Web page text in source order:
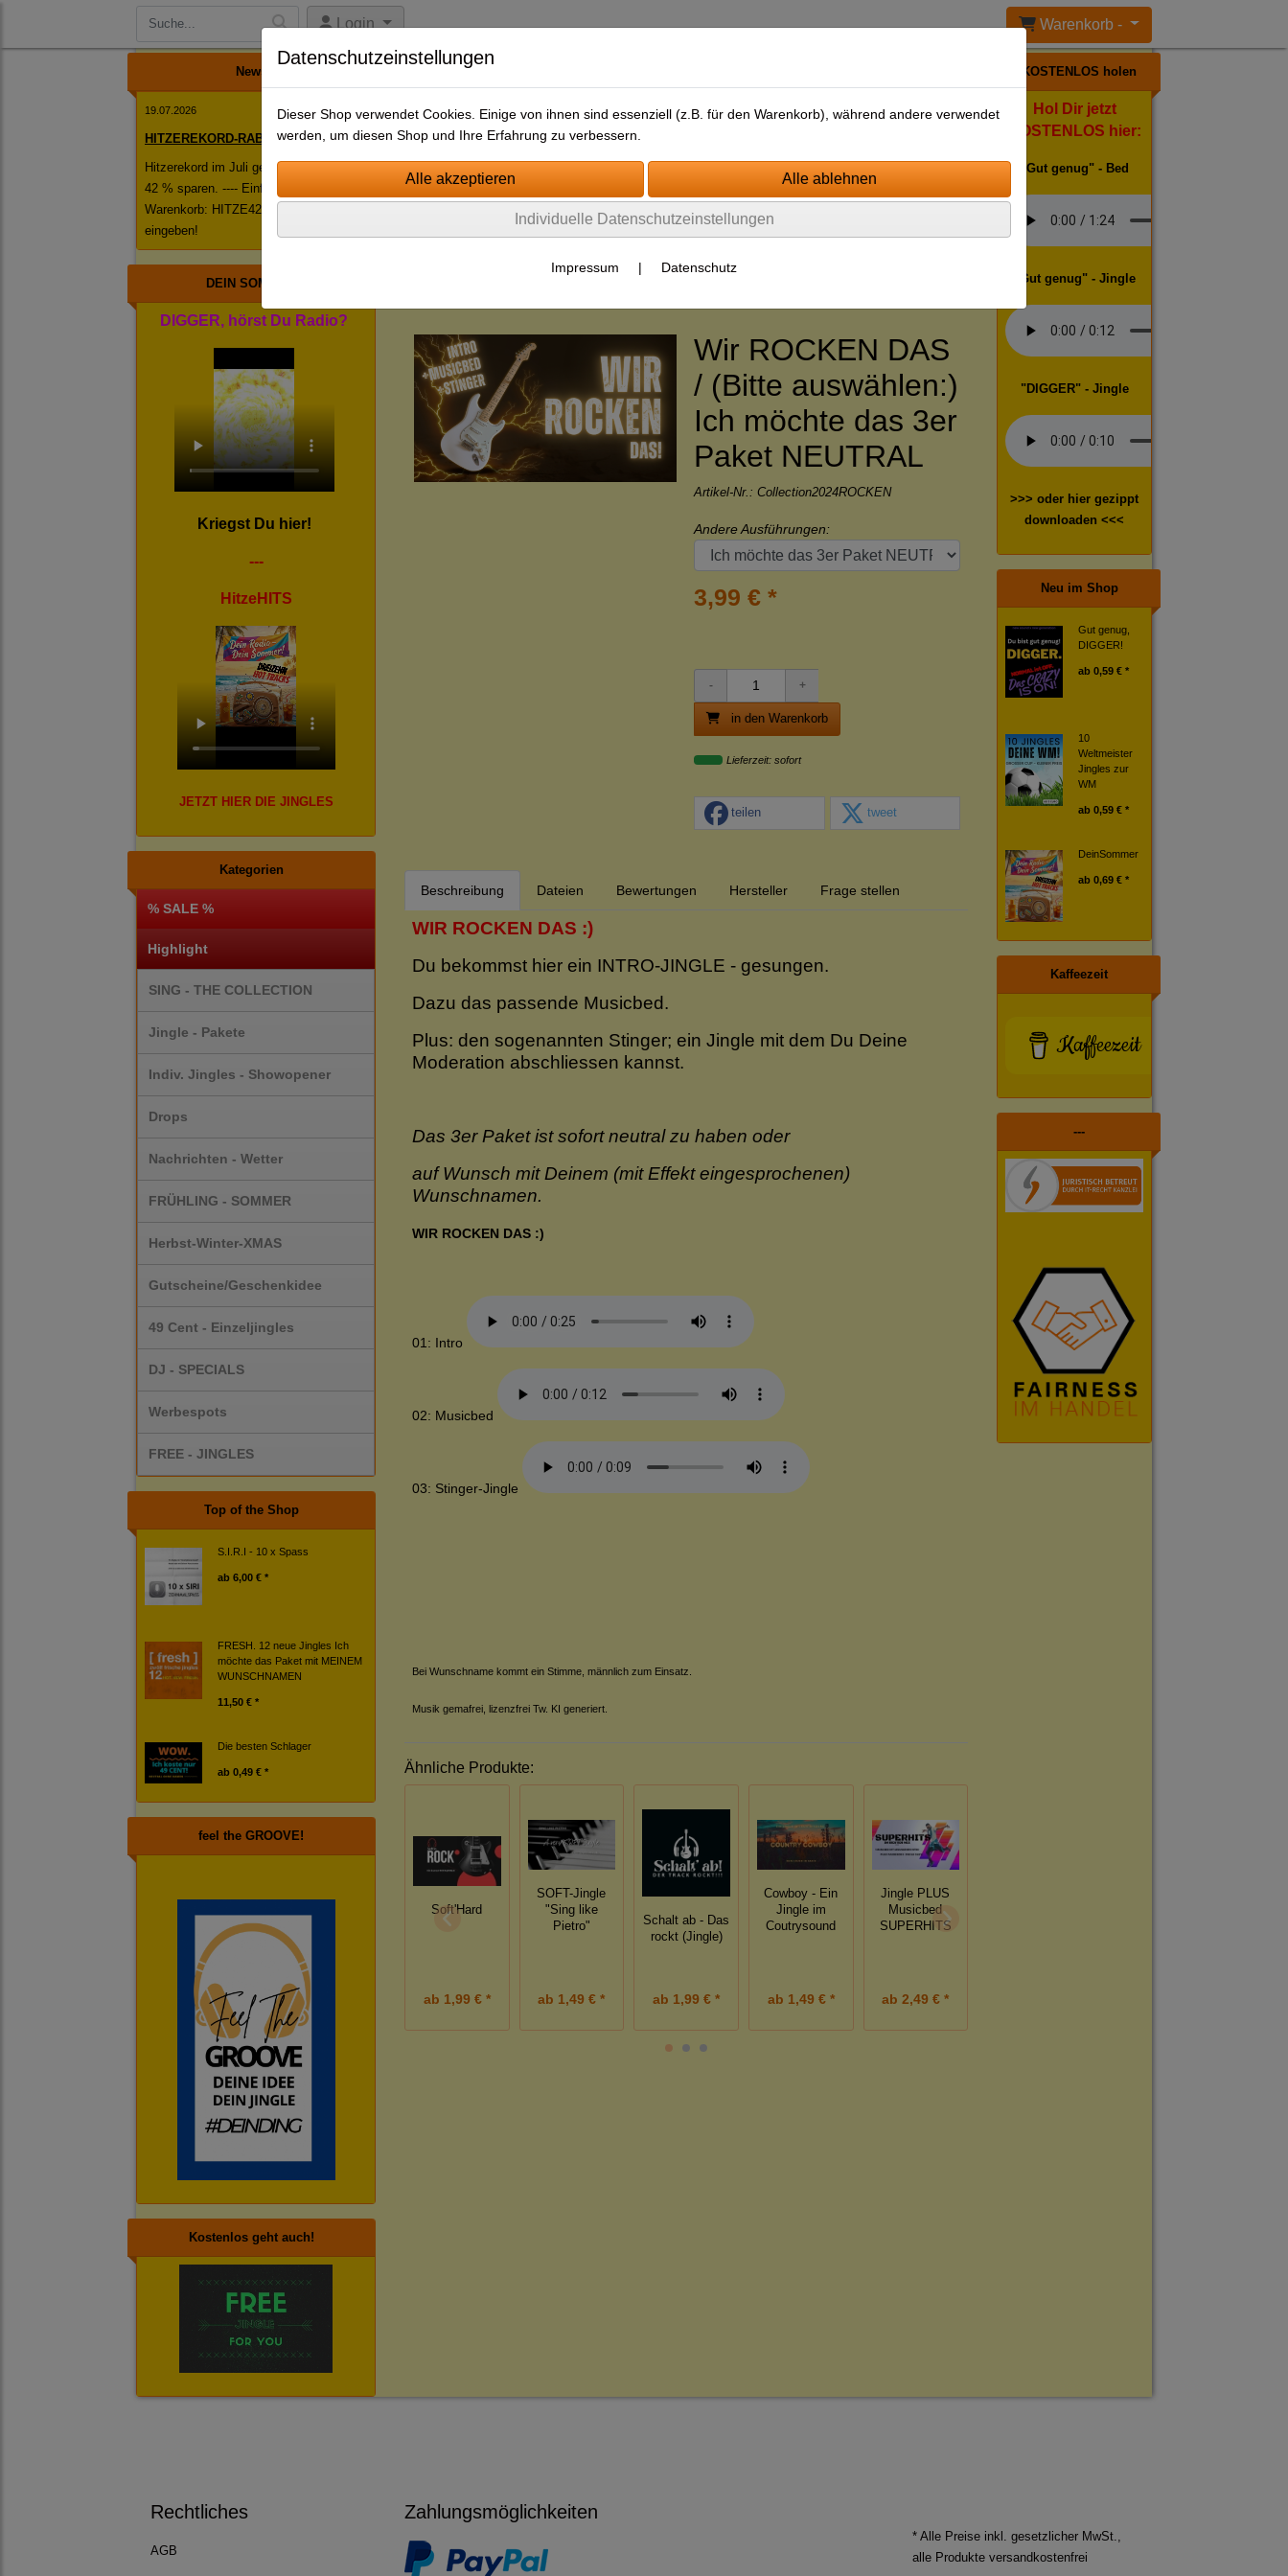
Login Warenkorb -
News
19.07.2026
HITZEREKORD-RABATT!
Hitzerekord im Juli geknackt! ------ Jetzt
42 % sparen. ---- Einfach im
Warenkorb: HITZE42 als Rabattcode
eingeben!
DEIN SOMMER
DIGGER, hörst Du Radio?
Kriegst Du hier!
---
HitzeHITS
JETZT HIER DIE JINGLES
Kategorien
% SALE %
Highlight
SING - THE COLLECTION
Jingle - Pakete
Indiv. Jingles - Showopener
Drops
Nachrichten - Wetter
FRÜHLING - SOMMER
Herbst-Winter-XMAS
Gutscheine/Geschenkidee
49 Cent - Einzeljingles
DJ - SPECIALS
Werbespots
FREE - JINGLES
Top of the Shop
S.I.R.I - 10 x Spass
ab 6,00 € *
FRESH. 12 neue Jingles Ich
möchte das Paket mit MEINEM
WUNSCHNAMEN
11,50 € *
Die besten Schlager
ab 0,49 € *
feel the GROOVE!
Kostenlos geht auch!
Startseite
SING - THE COLLECTION POP-ROCK
Wir ROCKEN DAS
/ (Bitte auswählen:)
Ich möchte das 3er
Paket NEUTRAL
Artikel-Nr.:Collection2024ROCKEN
Andere Ausführungen:
3,99 € *
in den Warenkorb
Lieferzeit: sofort
teilen tweet
Beschreibung Dateien Bewertungen Hersteller Frage stellen
WIR ROCKEN DAS :)
Du bekommst hier ein INTRO-JINGLE - gesungen.
Dazu das passende Musicbed.
Plus: den sogenannten Stinger; ein Jingle mit dem Du Deine
Moderation abschliessen kannst.
Das 3er Paket ist sofort neutral zu haben oder
auf Wunsch mit Deinem (mit Effekt eingesprochenen)
Wunschnamen.
WIR ROCKEN DAS :)
01: Intro
02: Musicbed
03: Stinger-Jingle
Bei Wunschname kommt ein Stimme, männlich zum Einsatz.
Musik gemafrei, lizenzfrei Tw. KI generiert.
Ähnliche Produkte:
Soft'Hard
ab 1,99 € *
SOFT-Jingle
"Sing like
Pietro"
ab 1,49 € *
Schalt ab - Das
rockt (Jingle)
ab 1,99 € *
Cowboy - Ein
Jingle im
Coutrysound
ab 1,49 € *
Jingle PLUS
Musicbed
SUPERHITS
ab 2,49 € *
KOSTENLOS holen
Hol Dir jetzt
KOSTENLOS hier:
"Gut genug" - Bed
"Gut genug" - Jingle
"DIGGER" - Jingle
>>> oder hier gezippt
downloaden <<<
Neu im Shop
Gut genug,
DIGGER!
ab 0,59 € *
10
Weltmeister
Jingles zur
WM
ab 0,59 € *
DeinSommer
ab 0,69 € *
Kaffeezeit
Kaffeezeit
---
Rechtliches
AGB
Zahlungsmöglichkeiten
* Alle Preise inkl. gesetzlicher MwSt.,
alle Produkte versandkostenfrei
Datenschutzeinstellungen
Dieser Shop verwendet Cookies. Einige von ihnen sind essenziell (z.B. für den Warenkorb), während andere verwendet
werden, um diesen Shop und Ihre Erfahrung zu verbessern.
Individuelle Datenschutzeinstellungen
Impressum | Datenschutz